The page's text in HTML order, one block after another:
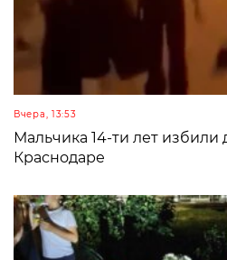
Вчера, 13:53
Мальчика 14-ти лет избили
Краснодаре